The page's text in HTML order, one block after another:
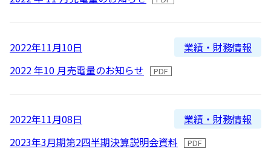
よくあるご質問
2016
2013
2022年11月10日
業績・財務情報
2022 年10 月売電量のお知らせ
2022年11月08日
業績・財務情報
2023年3月期第2四半期決算説明会資料